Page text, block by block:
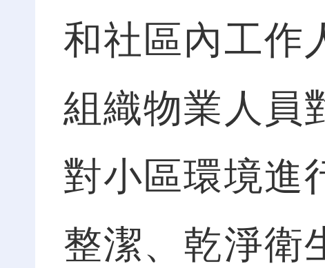
和社區內工作
組織物業人員
對小區環境進
整潔、乾淨衛